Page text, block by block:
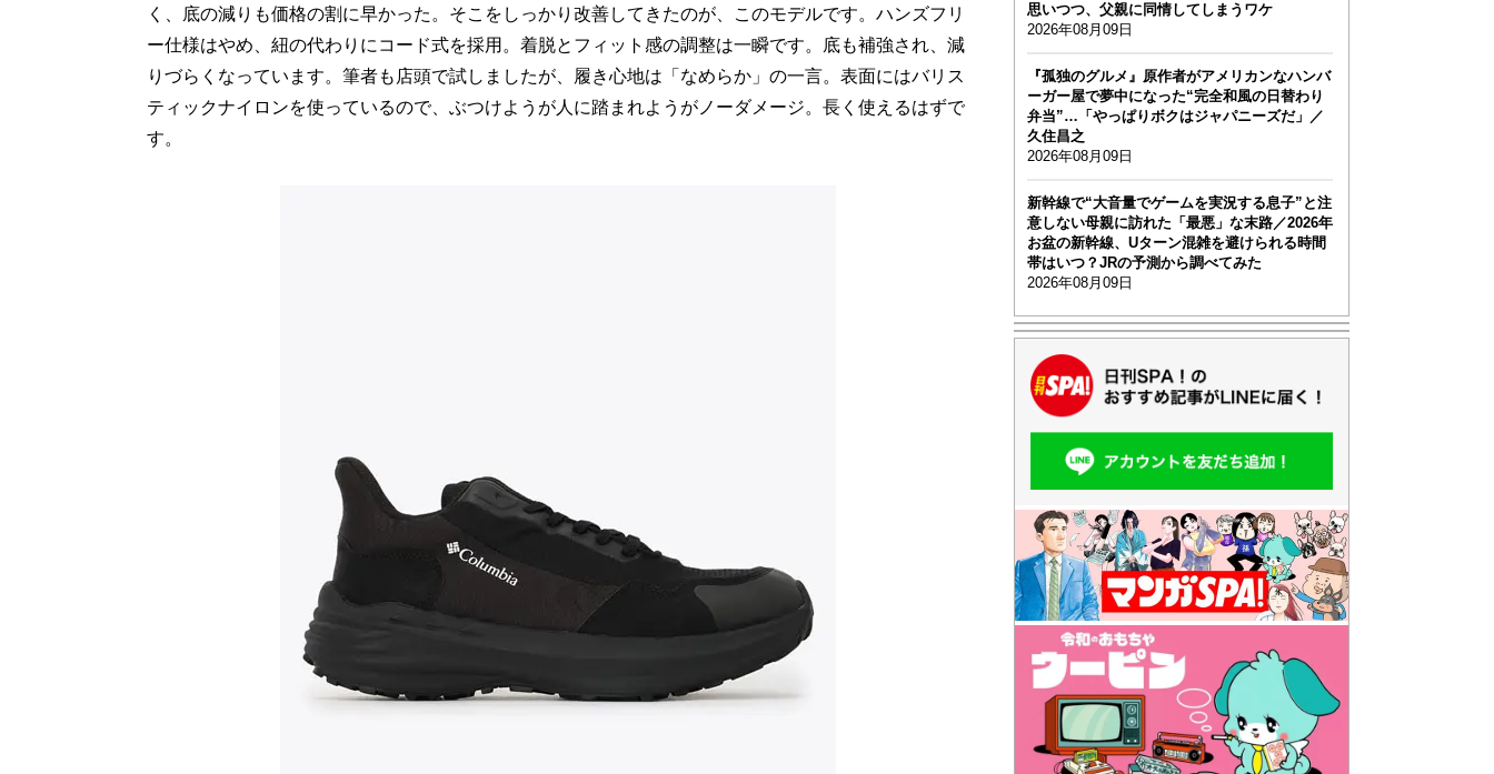
く、底の減りも価格の割に早かった。そこをしっかり改善してきたのが、このモデルです。ハンズフリ
ー仕様はやめ、紐の代わりにコード式を採用。着脱とフィット感の調整は一瞬です。底も補強され、減
りづらくなっています。筆者も店頭で試しましたが、履き心地は「なめらか」の一言。表面にはバリス
ティックナイロンを使っているので、ぶつけようが人に踏まれようがノーダメージ。長く使えるはずで
す。
思いつつ、父親に同情してしまうワケ
2026年08月09日
『孤独のグルメ』原作者がアメリカンなハンバ
ーガー屋で夢中になった“完全和風の日替わり
弁当”…「やっぱりボクはジャパニーズだ」／
久住昌之
2026年08月09日
新幹線で“大音量でゲームを実況する息子”と注
意しない母親に訪れた「最悪」な末路／2026年
お盆の新幹線、Uターン混雑を避けられる時間
帯はいつ？JRの予測から調べてみた
2026年08月09日